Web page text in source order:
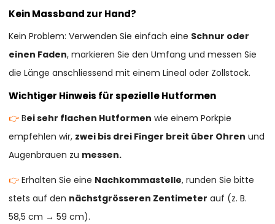
Kein Massband zur Hand?
Kein Problem: Verwenden Sie einfach eine Schnur oder
einen Faden, markieren Sie den Umfang und messen Sie
die Länge anschliessend mit einem Lineal oder Zollstock.
Wichtiger Hinweis für spezielle Hutformen
👉Bei sehr flachen Hutformen wie einem Porkpie
empfehlen wir, zwei bis drei Finger breit über Ohren und
Augenbrauen zu messen.
👉Erhalten Sie eine Nachkommastelle, runden Sie bitte
stets auf den nächstgrösseren Zentimeter auf (z. B.
58,5 cm → 59 cm).